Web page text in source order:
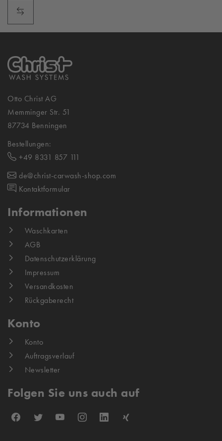
Otto Christ AG
Memminger Str. 51
87734 Benningen
Bestellungen:
+49 8331 857 111
de@christ-carwash-shop.com
Kontaktformular
Informationen
Waschkarten
AGB
Datenschutzerklärung
Impressum
Versandkosten
Rückgaberecht
Konto
Konto
Auftragsverlauf
Newsletter
Folgen Sie uns auch auf